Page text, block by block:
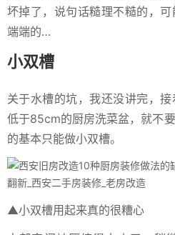
坏掉了，说句话糙理不糙的，
端端的…
小双槽
关于水槽的坑，我还没讲完，
低于85cm的厨房洗菜盆，就不
的基本只能做小双槽。
▲小双槽用起来真的很糟心